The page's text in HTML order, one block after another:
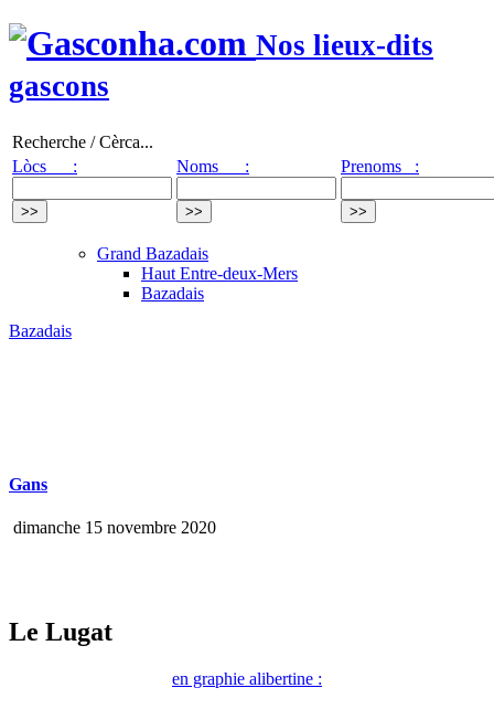
Nos lieux-dits
gascons
Recherche / Cèrca...
Lòcs :
Noms : Prenoms :
Grand Bazadais
Haut Entre-deux-Mers
Bazadais
Bazadais
Gans
dimanche 15 novembre 2020
Le Lugat
en graphie alibertine :